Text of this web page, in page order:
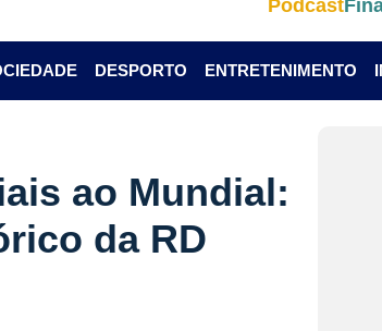
Podcast
DESPORTO ENTRETENIMENTO
ao Mundial:
da RD